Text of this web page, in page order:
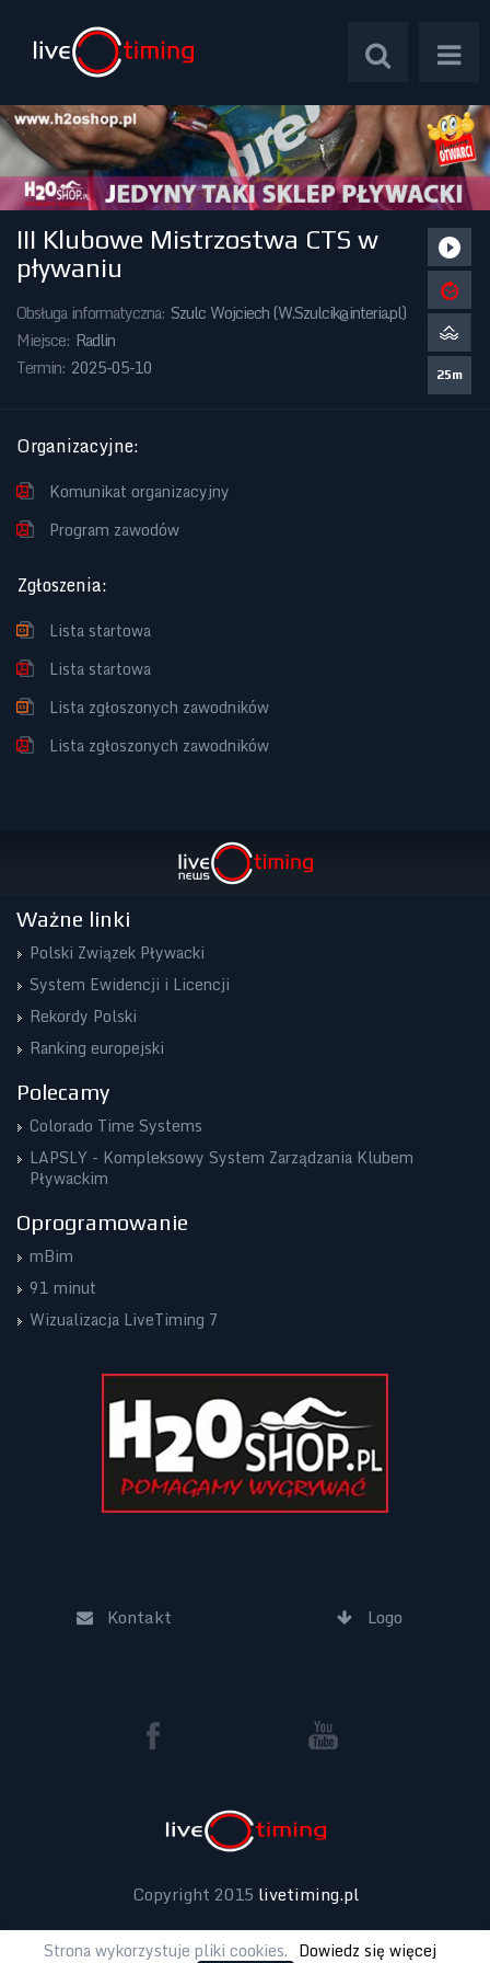
Strona wykorzystuje pliki cookies. Dowiedz się więcej
Zawody Międzynarodowe
Zawody Okręgowe
III Klubowe Mistrzostwa CTS w
pływaniu
Obsługa informatyczna: Szulc Wojciech (W.Szulcik@interia.pl)
Miejsce: Radlin
Termin: 2025-05-10 25m
Organizacyjne:
Komunikat organizacyjny
Program zawodów
Zgłoszenia:
Lista startowa
Lista startowa
Lista zgłoszonych zawodników
Lista zgłoszonych zawodników
Ważne linki
Polski Związek Pływacki
System Ewidencji i Licencji
Rekordy Polski
Ranking europejski
Polecamy
Colorado Time Systems
LAPSLY - Kompleksowy System Zarządzania Klubem
Pływackim
Oprogramowanie
mBim
91 minut
Wizualizacja LiveTiming 7
Kontakt Logo
Copyright 2015 livetiming.pl